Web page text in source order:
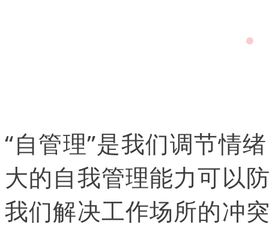
“自管理”是我们调节情
大的自我管理能力可以
我们解决工作场所的冲